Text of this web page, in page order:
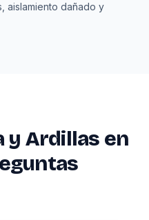
aislamiento dañado y
y Ardillas en